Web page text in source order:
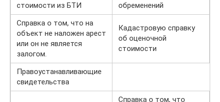
стоимости из БТИ
обременений
Справка о том, что на
объект не наложен арест
или он не является
залогом.
Кадастровую справку
об оценочной
стоимости
Правоустанавливающие
свидетельства
Справка о том, что